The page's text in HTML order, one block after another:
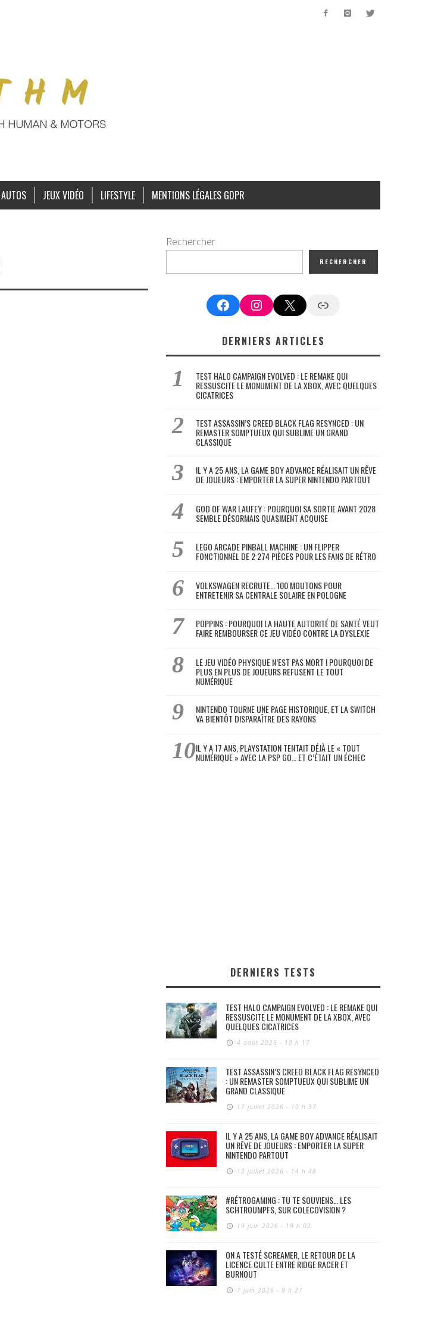
AUTOS JEUX VIDÉO LIFESTYLE MENTIONS LÉGALES GDPR
Rechercher
RECHERCHER
FacebookInstagram
X Google News
DERNIERS ARTICLES
TEST HALO CAMPAIGN EVOLVED : LE REMAKE QUI
RESSUSCITE LE MONUMENT DE LA XBOX, AVEC QUELQUES
CICATRICES
TEST ASSASSIN’S CREED BLACK FLAG RESYNCED : UN
REMASTER SOMPTUEUX QUI SUBLIME UN GRAND
CLASSIQUE
IL Y A 25 ANS, LA GAME BOY ADVANCE RÉALISAIT UN RÊVE
DE JOUEURS : EMPORTER LA SUPER NINTENDO PARTOUT
GOD OF WAR LAUFEY : POURQUOI SA SORTIE AVANT 2028
SEMBLE DÉSORMAIS QUASIMENT ACQUISE
LEGO ARCADE PINBALL MACHINE : UN FLIPPER
FONCTIONNEL DE 2 274 PIÈCES POUR LES FANS DE RÉTRO
VOLKSWAGEN RECRUTE… 100 MOUTONS POUR
ENTRETENIR SA CENTRALE SOLAIRE EN POLOGNE
POPPINS : POURQUOI LA HAUTE AUTORITÉ DE SANTÉ VEUT
FAIRE REMBOURSER CE JEU VIDÉO CONTRE LA DYSLEXIE
LE JEU VIDÉO PHYSIQUE N’EST PAS MORT ! POURQUOI DE
PLUS EN PLUS DE JOUEURS REFUSENT LE TOUT
NUMÉRIQUE
NINTENDO TOURNE UNE PAGE HISTORIQUE, ET LA SWITCH
VA BIENTÔT DISPARAÎTRE DES RAYONS
IL Y A 17 ANS, PLAYSTATION TENTAIT DÉJÀ LE « TOUT
NUMÉRIQUE » AVEC LA PSP GO… ET C’ÉTAIT UN ÉCHEC
DERNIERS TESTS
TEST HALO CAMPAIGN EVOLVED : LE REMAKE QUI
RESSUSCITE LE MONUMENT DE LA XBOX, AVEC
QUELQUES CICATRICES
4 août 2026 - 10 h 17
TEST ASSASSIN’S CREED BLACK FLAG RESYNCED
: UN REMASTER SOMPTUEUX QUI SUBLIME UN
GRAND CLASSIQUE
17 juillet 2026 - 10 h 37
IL Y A 25 ANS, LA GAME BOY ADVANCE RÉALISAIT
UN RÊVE DE JOUEURS : EMPORTER LA SUPER
NINTENDO PARTOUT
13 juillet 2026 - 14 h 48
#RÉTROGAMING : TU TE SOUVIENS… LES
SCHTROUMPFS, SUR COLECOVISION ?
19 juin 2026 - 19 h 02
ON A TESTÉ SCREAMER, LE RETOUR DE LA
LICENCE CULTE ENTRE RIDGE RACER ET
BURNOUT
7 juin 2026 - 9 h 27